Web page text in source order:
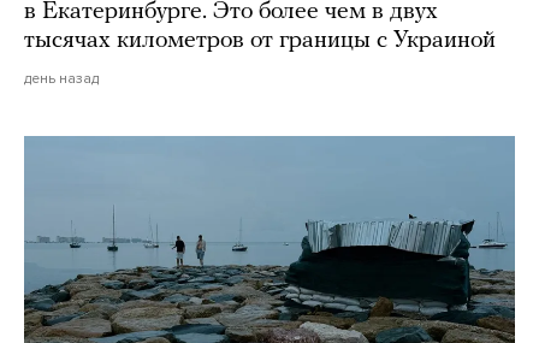
в Екатеринбурге. Это более чем в двух
тысячах километров от границы с Украиной
день назад